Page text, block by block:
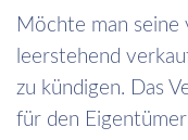
Möchte man
leerstehend
zu kündigen. Das
für den